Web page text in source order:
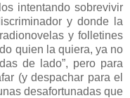
intentando sobrevivir
y donde la
y folletines
quien la quiera, ya no
de lado”, pero para
(y despachar para el
desafortunadas que